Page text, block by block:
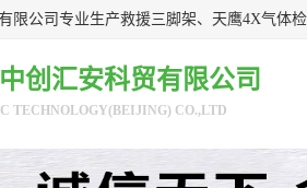
创汇安科贸有限公司
TECHNOLOGY(BEIJING) CO.,LTD